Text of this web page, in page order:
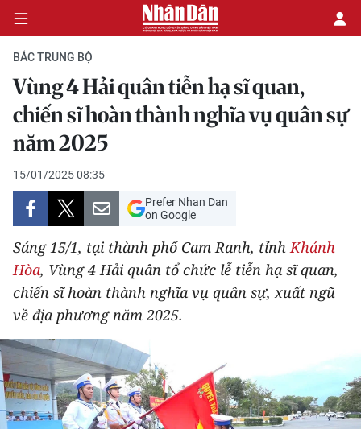
CHÍNH TRỊ
KINH TẾ
VĂN HÓA
XÃ HỘI
PHÁP LUẬT
DU LỊCH
THẾ GIỚI
THỂ THAO
GIÁO DỤC
BẮC TRUNG BỘ
Vùng 4 Hải quân tiễn hạ sĩ quan,
chiến sĩ hoàn thành nghĩa vụ quân sự
năm 2025
15/01/2025 08:35
Prefer Nhan Dan
on Google
Sáng 15/1, tại thành phố Cam Ranh, tỉnhKhánh
Hòa, Vùng 4 Hải quân tổ chức lễ tiễn hạ sĩ quan,
chiến sĩ hoàn thành nghĩa vụ quân sự, xuất ngũ
về địa phương năm 2025.